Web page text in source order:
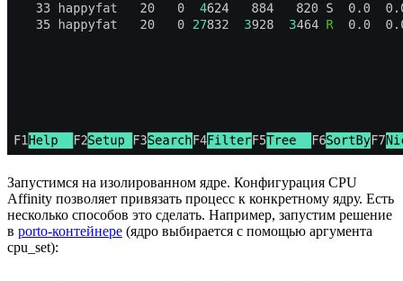
Запустимся на изолированном ядре. Конфигурация CPU
Affinity позволяет привязать процесс к конкретному ядру. Есть
несколько способов это сделать. Например, запустим решение
в porto-контейнере (ядро выбирается с помощью аргумента
cpu_set):